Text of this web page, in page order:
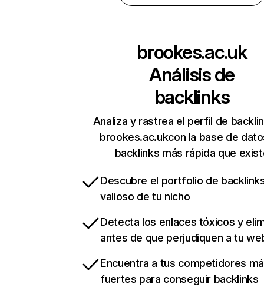
brookes.ac.uk
Análisis de
backlinks
Analiza y rastrea el perfil de
brookes.ac.ukcon la base de
backlinks más rápida que
Descubre el portfolio de
valioso de tu nicho
Detecta los enlaces tóxicos y
antes de que perjudiquen a tu
Encuentra a tus competidores
fuertes para conseguir backlinks